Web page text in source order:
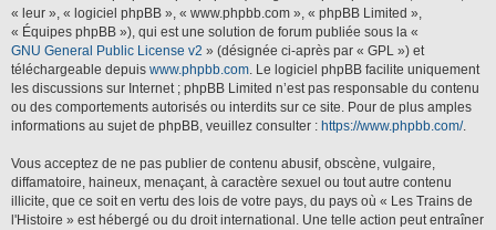
« leur », « logiciel phpBB », « www.phpbb.com », « phpBB Limited »,
« Équipes phpBB »), qui est une solution de forum publiée sous la «
GNU General Public License v2 » (désignée ci-après par « GPL ») et
téléchargeable depuis www.phpbb.com. Le logiciel phpBB facilite uniquement
les discussions sur Internet ; phpBB Limited n’est pas responsable du contenu
ou des comportements autorisés ou interdits sur ce site. Pour de plus amples
informations au sujet de phpBB, veuillez consulter : https://www.phpbb.com/.
Vous acceptez de ne pas publier de contenu abusif, obscène, vulgaire,
diffamatoire, haineux, menaçant, à caractère sexuel ou tout autre contenu
illicite, que ce soit en vertu des lois de votre pays, du pays où « Les Trains de
l'Histoire » est hébergé ou du droit international. Une telle action peut entraîner